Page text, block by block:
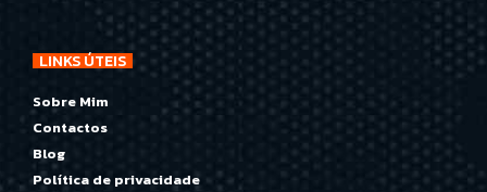
LINKS ÚTEIS
Sobre Mim
Contactos
Blog
Política de privacidade